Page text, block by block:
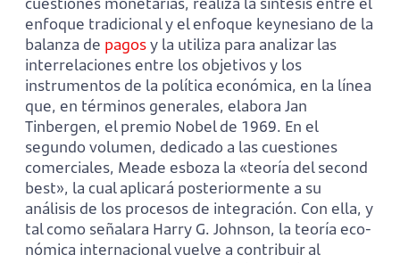
enfoque tradicional y el enfoque keynesiano de la
balanza de pagosy la utiliza para analizar las
interrelaciones entre los objetivos y los
instrumentos de la política económica, en la línea
que, en términos generales, elabora Jan
Tinbergen, el premio Nobel de 1969. En el
segundo volumen, dedicado a las cuestiones
comerciales, Meade esboza la «teoría del second
best», la cual aplicará posteriormente a su
análisis de los procesos de integración. Con ella, y
tal como señalara Harry G. Johnson, la teoría eco­
nómica internacional vuelve a contribuir al